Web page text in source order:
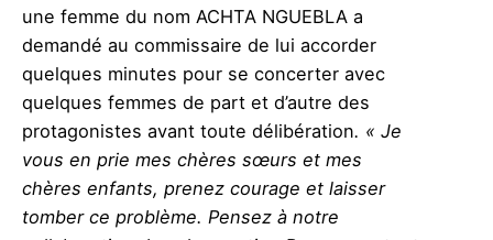
une femme du nom ACHTA NGUEBLA a
demandé au commissaire de lui accorder
quelques minutes pour se concerter avec
quelques femmes de part et d’autre des
protagonistes avant toute délibération. « Je
vous en prie mes chères sœurs et mes
chères enfants, prenez courage et laisser
tomber ce problème. Pensez à notre